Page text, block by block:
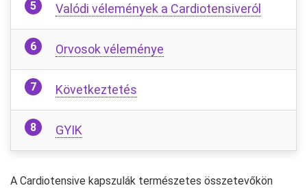
Valódi vélemények a Cardiotensiveról
Orvosok véleménye
Következtetés
GYIK
A Cardiotensive kapszulák természetes összetevőkön